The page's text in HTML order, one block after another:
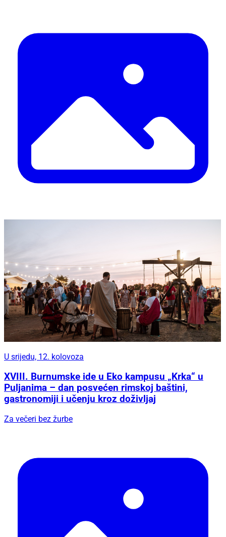
U srijedu, 12. kolovoza
XVIII. Burnumske ide u Eko kampusu „Krka“ u
Puljanima – dan posvećen rimskoj baštini,
gastronomiji i učenju kroz doživljaj
Za večeri bez žurbe